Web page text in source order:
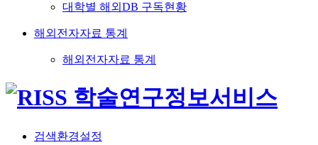
대학별 해외DB 구독현황
해외전자자료 통계
해외전자자료 통계
검색환경설정